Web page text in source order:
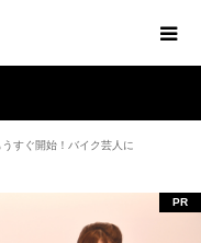
すぐ開始！バイク芸人に
PR